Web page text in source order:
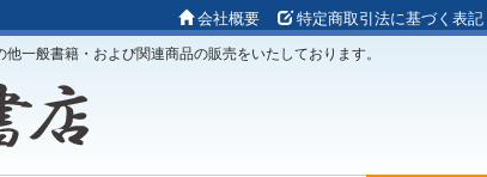
会社概要 特定商取引法に基づく表記
一般書籍・および関連商品の販売をいたしております。